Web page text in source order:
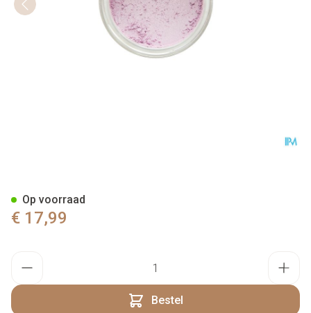
€ 17,99
Bestel
Op voorraad